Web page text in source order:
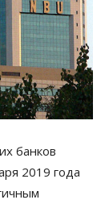
банков
2019 года